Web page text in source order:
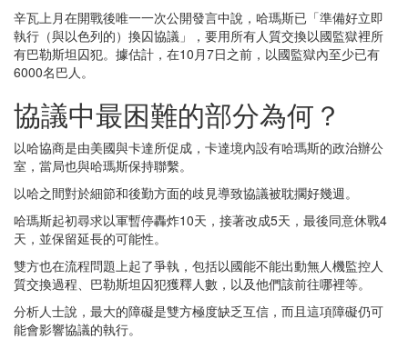
辛瓦上月在開戰後唯一一次公開發言中說，哈瑪斯已「準備好立即
執行（與以色列的）換囚協議」，要用所有人質交換以國監獄裡所
有巴勒斯坦囚犯。據估計，在10月7日之前，以國監獄內至少已有
6000名巴人。
協議中最困難的部分為何？
以哈協商是由美國與卡達所促成，卡達境內設有哈瑪斯的政治辦公
室，當局也與哈瑪斯保持聯繫。
以哈之間對於細節和後勤方面的歧見導致協議被耽擱好幾週。
哈瑪斯起初尋求以軍暫停轟炸10天，接著改成5天，最後同意休戰4
天，並保留延長的可能性。
雙方也在流程問題上起了爭執，包括以國能不能出動無人機監控人
質交換過程、巴勒斯坦囚犯獲釋人數，以及他們該前往哪裡等。
分析人士說，最大的障礙是雙方極度缺乏互信，而且這項障礙仍可
能會影響協議的執行。